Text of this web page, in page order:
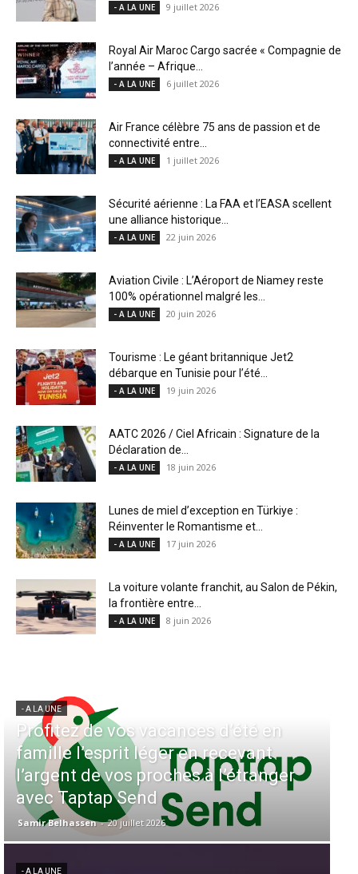
- A LA UNE 9 juillet 2026
Royal Air Maroc Cargo sacrée « Compagnie de
l’année – Afrique...
- A LA UNE 6 juillet 2026
Air France célèbre 75 ans de passion et de
connectivité entre...
- A LA UNE 1 juillet 2026
Sécurité aérienne : La FAA et l’EASA scellent
une alliance historique...
- A LA UNE 22 juin 2026
Aviation Civile : L’Aéroport de Niamey reste
100% opérationnel malgré les...
- A LA UNE 20 juin 2026
Tourisme : Le géant britannique Jet2
débarque en Tunisie pour l’été...
- A LA UNE 19 juin 2026
AATC 2026 / Ciel Africain : Signature de la
Déclaration de...
- A LA UNE 18 juin 2026
Lunes de miel d’exception en Türkiye :
Réinventer le Romantisme et...
- A LA UNE 17 juin 2026
La voiture volante franchit, au Salon de Pékin,
la frontière entre...
- A LA UNE 8 juin 2026
- A LA UNE
Aérien & Stratégie : Comment Royal
Air Maroc fait de la diaspora
européenne le moteur de son hub de
Casablanca
Samir Belhassen - 4 août 2026